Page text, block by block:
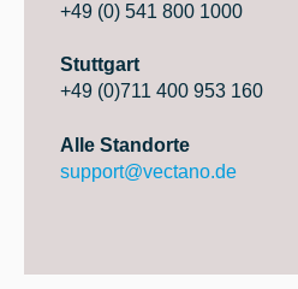
+49 (0) 541 800 1000
Stuttgart
+49 (0)711 400 953 160
Alle Standorte
support@vectano.de